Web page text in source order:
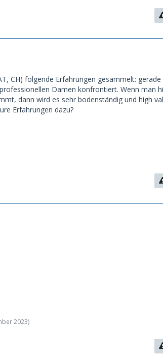
CH) folgende Erfahrungen gesammelt: gerade
Damen konfrontiert. Wenn man
dann wird es sehr bodenständig und high
Erfahrungen dazu?
2023)